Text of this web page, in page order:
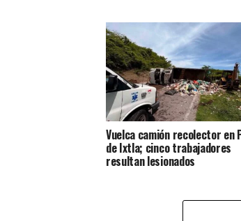
Vuelca camión recolector en
de Ixtla; cinco trabajadores
resultan lesionados